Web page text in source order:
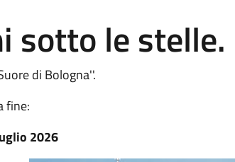
sotto le stelle.
di Bologna''.
fine:
2026